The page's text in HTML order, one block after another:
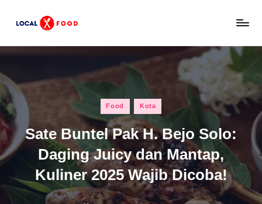
content
c
a
l
x
F
o
o
tempat
kuliner
lokal,
dan
keluarga
Indonesia.
Posted
in
Food Kota
Sate Buntel Pak H. Bejo Solo:
Daging Juicy dan Mantap,
Kuliner 2025 Wajib Dicoba!